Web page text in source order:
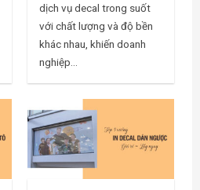
dịch vụ decal trong suốt
với chất lượng và độ bền
khác nhau, khiến doanh
nghiệp...